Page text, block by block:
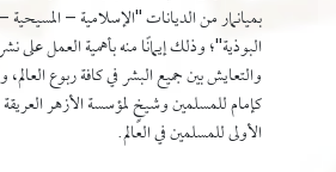
بميانمار من الديانات "الإسلامية –
البوذية"؛ وذلك إيمانًا منه بأهمية العمل على
والتعايش بين جميع البشر في كافة ربوع
كإمام للمسلمين وشيخٍ لمؤسسة الأزهر العريقة
الأولى للمسلمين في العالم.